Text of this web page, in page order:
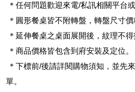
＊任何問題歡迎來電/私訊相關平台
＊圓形餐桌皆不附轉盤，轉盤尺寸價
＊延伸餐桌之桌面展開後，紋理不得
＊商品價格皆包含到府安裝及定位。
＊下標前/後請詳閱購物須知，並先
單。